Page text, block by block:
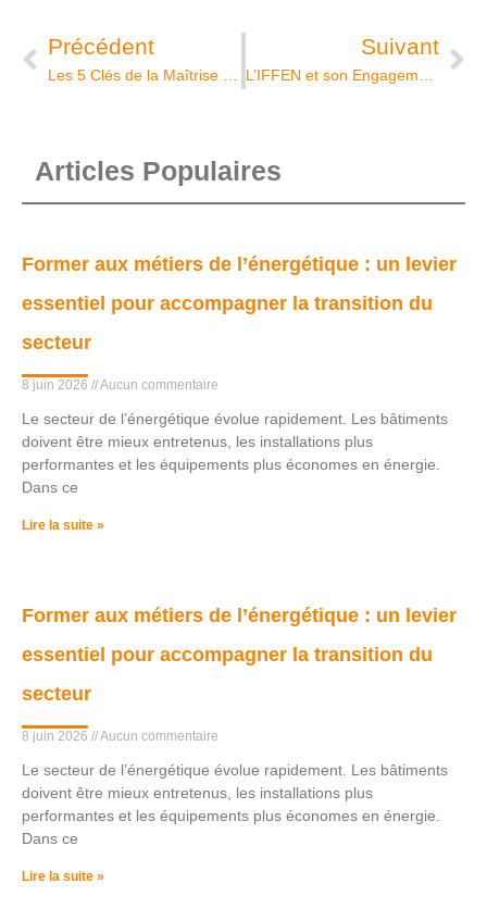
Précédent
Les 5 Clés de la Maîtrise des Fluides Frigorigènes : Une Porte Ouverte vers l’Avenir avec l’IFFEN
Suivant
L’IFFEN et son Engagement dans le Dispositif “Women’s Energy in Transition 2024” : Une Fierté Partagée
Articles Populaires
Former aux métiers de l’énergétique : un levier
essentiel pour accompagner la transition du
secteur
8 juin 2026 Aucun commentaire
Le secteur de l’énergétique évolue rapidement. Les bâtiments
doivent être mieux entretenus, les installations plus
performantes et les équipements plus économes en énergie.
Dans ce
Lire la suite »
Former aux métiers de l’énergétique : un levier
essentiel pour accompagner la transition du
secteur
8 juin 2026 Aucun commentaire
Le secteur de l’énergétique évolue rapidement. Les bâtiments
doivent être mieux entretenus, les installations plus
performantes et les équipements plus économes en énergie.
Dans ce
Lire la suite »